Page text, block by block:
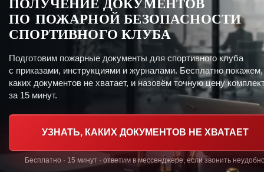
ПО ПОЖАРНОЙ БЕЗОПАСНОСТИ
СПОРТИВНОГО КЛУБА
Подготовим пожарные документы для спортивного клуба
с приказами, инструкциями и журналами. Бесплатно покажем,
каких документов не хватает, и назовём точную цену
за 15 минут.
УЗНАТЬ, КАКИХ ДОКУМЕНТОВ НЕ ХВАТАЕТ
Бесплатно · 15 минут · ответим в мессенджере, если звонить